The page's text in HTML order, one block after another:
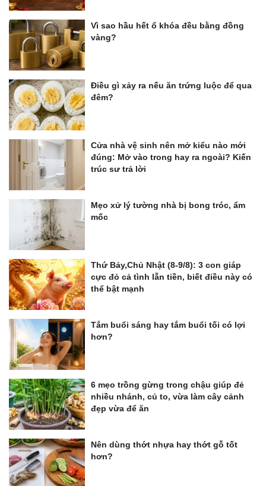
Vì sao hầu hết ổ khóa đều bằng đồng
vàng?
Điều gì xảy ra nếu ăn trứng luộc để qua
đêm?
Cửa nhà vệ sinh nên mở kiểu nào mới
đúng: Mở vào trong hay ra ngoài? Kiến
trúc sư trả lời
Mẹo xử lý tường nhà bị bong tróc, ẩm
mốc
Thứ Bảy,Chủ Nhật (8-9/8): 3 con giáp
cực đỏ cả tình lẫn tiền, biết điều này có
thể bật mạnh
Tắm buổi sáng hay tắm buổi tối có lợi
hơn?
6 mẹo trồng gừng trong chậu giúp đẻ
nhiều nhánh, củ to, vừa làm cây cảnh
đẹp vừa để ăn
Nên dùng thớt nhựa hay thớt gỗ tốt
hơn?